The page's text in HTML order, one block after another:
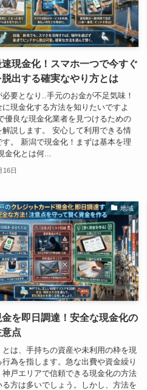
現金化！スマホ一つで今すぐ
脱出する確実なやり方とは
要となり..手元のお金が不足気味！
に現金化する方法を知りたいですよ
優良な現金化業者を見つけるための
解説します。 安心して利用できる情
す。 新潟で現金化！まずは基本を理
金化とは何...
16日
地域
を即日調達！安全な現金化の
点
とは、手持ちの資産や未利用の枠を現
為を指します。急な出費や資金繰り
神戸エリアで信頼できる現金化の方法
る方は多いでしょう。しかし、方法を